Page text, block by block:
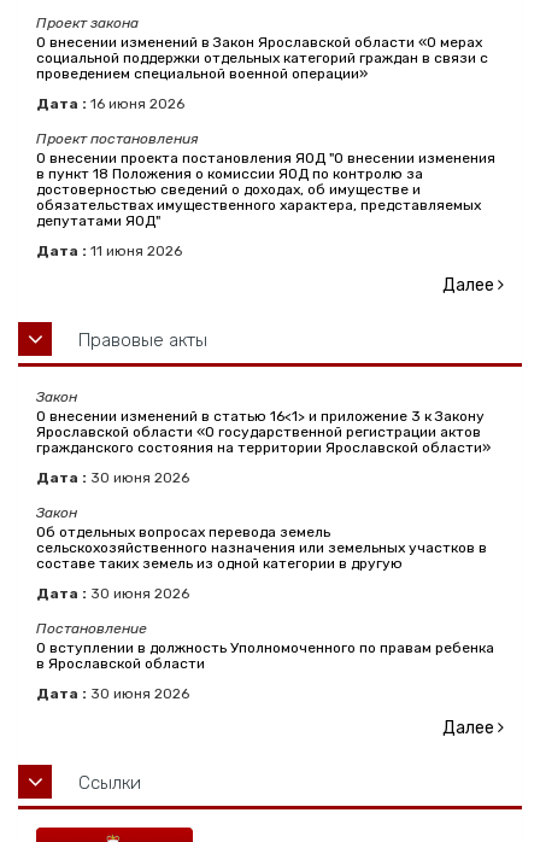
Проект закона
О внесении изменений в Закон Ярославской области «О мерах
социальной поддержки отдельных категорий граждан в связи с
проведением специальной военной операции»
Дата : 16 июня 2026
Проект постановления
О внесении проекта постановления ЯОД "О внесении изменения
в пункт 18 Положения о комиссии ЯОД по контролю за
достоверностью сведений о доходах, об имуществе и
обязательствах имущественного характера, представляемых
депутатами ЯОД"
Дата : 11 июня 2026
Далее
Правовые акты
Закон
О внесении изменений в статью 16<1> и приложение 3 к Закону
Ярославской области «О государственной регистрации актов
гражданского состояния на территории Ярославской области»
Дата : 30 июня 2026
Закон
Об отдельных вопросах перевода земель
сельскохозяйственного назначения или земельных участков в
составе таких земель из одной категории в другую
Дата : 30 июня 2026
Постановление
О вступлении в должность Уполномоченного по правам ребенка
в Ярославской области
Дата : 30 июня 2026
Далее
Ссылки